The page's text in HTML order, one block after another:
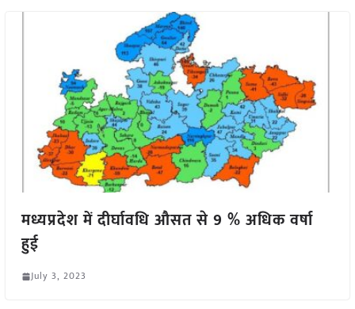
मध्यप्रदेश में दीर्घावधि औसत से 9 % अधिक वर्षा
हुई
July 3, 2023